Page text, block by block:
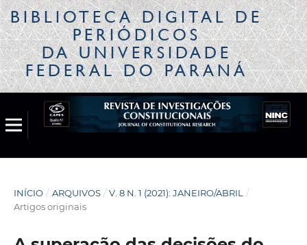
Legislação
Canais
BIBLIOTECA DIGITALDE
PERIÓDICOS
DA UNIVERSIDADE
FEDERAL DO PARANÁ
INÍCIO / ARQUIVOS / V. 8 N. 1 (2021): JANEIRO/ABRIL
/
Artigos originais